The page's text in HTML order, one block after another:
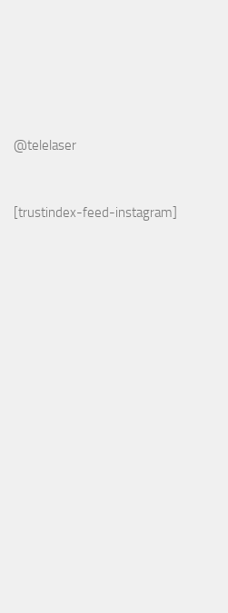
@telelaser
[trustindex-feed-instagram]